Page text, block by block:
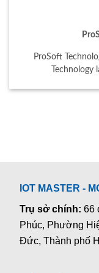
ProSoft
IOT MASTER -
Trụ sở chính:66
Phúc, Phường
Đức, Thành phố